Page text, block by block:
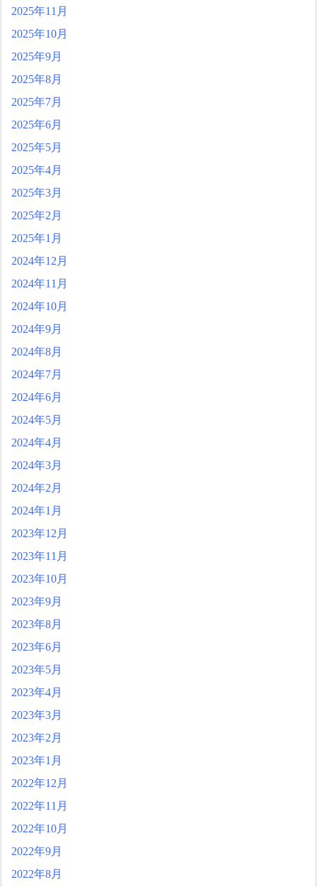
2025年11月
2025年10月
2025年9月
2025年8月
2025年7月
2025年6月
2025年5月
2025年4月
2025年3月
2025年2月
2025年1月
2024年12月
2024年11月
2024年10月
2024年9月
2024年8月
2024年7月
2024年6月
2024年5月
2024年4月
2024年3月
2024年2月
2024年1月
2023年12月
2023年11月
2023年10月
2023年9月
2023年8月
2023年6月
2023年5月
2023年4月
2023年3月
2023年2月
2023年1月
2022年12月
2022年11月
2022年10月
2022年9月
2022年8月